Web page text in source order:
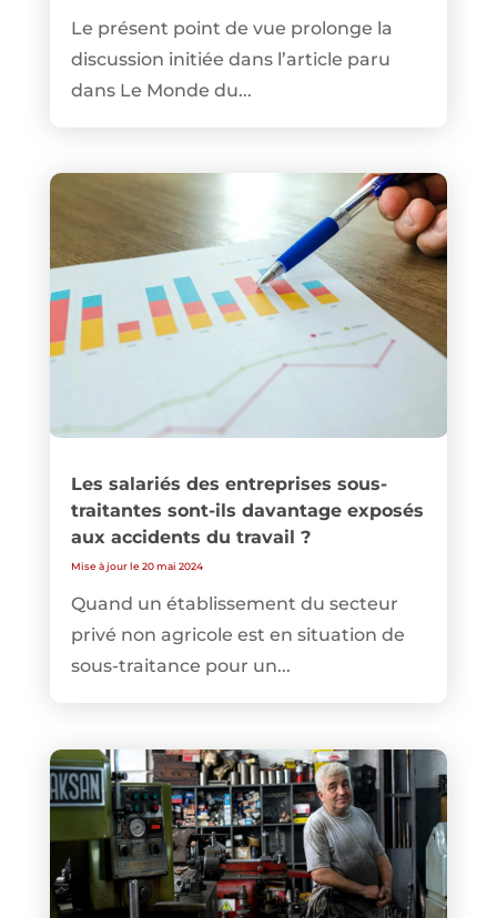
Le présent point de vue prolonge la
discussion initiée dans l’article paru
dans Le Monde du...
Les salariés des entreprises sous-
traitantes sont-ils davantage exposés
aux accidents du travail ?
Mise à jour le 20 mai 2024
Quand un établissement du secteur
privé non agricole est en situation de
sous-traitance pour un...